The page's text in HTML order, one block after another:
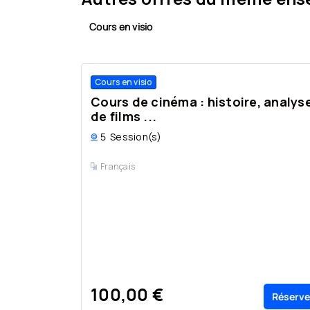
Cours en visio
Cours en visio
Cours de cinéma : histoire,
de films ...
5 Session(s)
Français
100,00 €